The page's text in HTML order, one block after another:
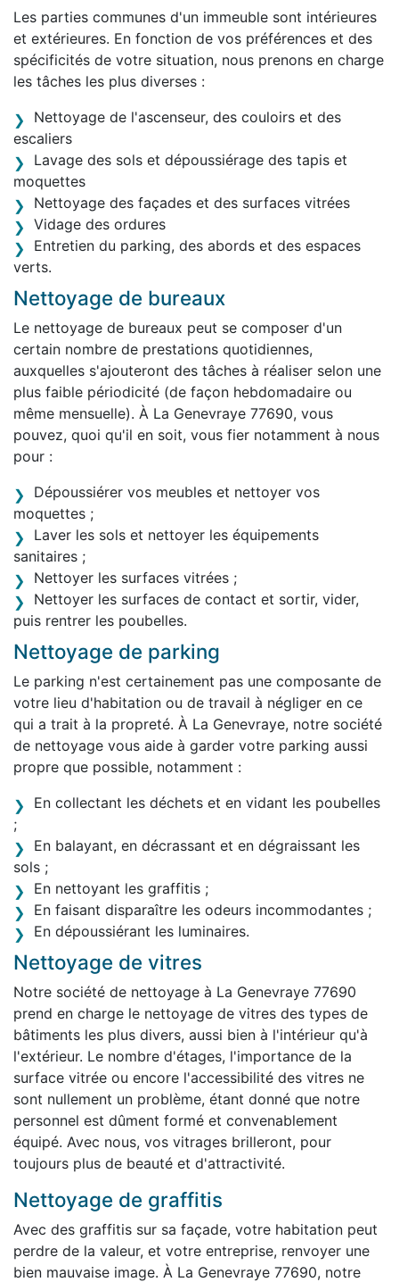
Les parties communes d'un immeuble sont intérieures
et extérieures. En fonction de vos préférences et des
spécificités de votre situation, nous prenons en charge
les tâches les plus diverses :
Nettoyage de l'ascenseur, des couloirs et des
escaliers
Lavage des sols et dépoussiérage des tapis et
moquettes
Nettoyage des façades et des surfaces vitrées
Vidage des ordures
Entretien du parking, des abords et des espaces
verts.
Nettoyage de bureaux
Le nettoyage de bureaux peut se composer d'un
certain nombre de prestations quotidiennes,
auxquelles s'ajouteront des tâches à réaliser selon une
plus faible périodicité (de façon hebdomadaire ou
même mensuelle). À La Genevraye 77690, vous
pouvez, quoi qu'il en soit, vous fier notamment à nous
pour :
Dépoussiérer vos meubles et nettoyer vos
moquettes ;
Laver les sols et nettoyer les équipements
sanitaires ;
Nettoyer les surfaces vitrées ;
Nettoyer les surfaces de contact et sortir, vider,
puis rentrer les poubelles.
Nettoyage de parking
Le parking n'est certainement pas une composante de
votre lieu d'habitation ou de travail à négliger en ce
qui a trait à la propreté. À La Genevraye, notre société
de nettoyage vous aide à garder votre parking aussi
propre que possible, notamment :
En collectant les déchets et en vidant les poubelles
;
En balayant, en décrassant et en dégraissant les
sols ;
En nettoyant les graffitis ;
En faisant disparaître les odeurs incommodantes ;
En dépoussiérant les luminaires.
Nettoyage de vitres
Notre société de nettoyage à La Genevraye 77690
prend en charge le nettoyage de vitres des types de
bâtiments les plus divers, aussi bien à l'intérieur qu'à
l'extérieur. Le nombre d'étages, l'importance de la
surface vitrée ou encore l'accessibilité des vitres ne
sont nullement un problème, étant donné que notre
personnel est dûment formé et convenablement
équipé. Avec nous, vos vitrages brilleront, pour
toujours plus de beauté et d'attractivité.
Nettoyage de graffitis
Avec des graffitis sur sa façade, votre habitation peut
perdre de la valeur, et votre entreprise, renvoyer une
bien mauvaise image. À La Genevraye 77690, notre